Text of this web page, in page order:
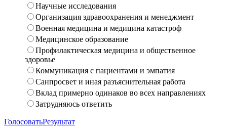
Научные исследования
Организация здравоохранения и менеджмент
Военная медицина и медицина катастроф
Медицинское образование
Профилактическая медицина и общественное
здоровье
Коммуникация с пациентами и эмпатия
Санпросвет и иная разъяснительная работа
Вклад примерно одинаков во всех направлениях
Затрудняюсь ответить
ГолосоватьРезультат